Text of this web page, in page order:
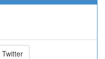
Twitter